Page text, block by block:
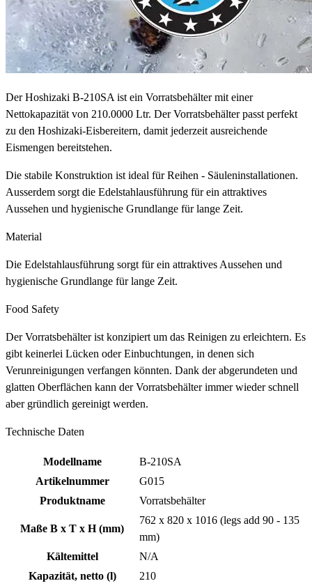
Der Hoshizaki B-210SA ist ein Vorratsbehälter mit einer
Nettokapazität von 210.0000 Ltr. Der Vorratsbehälter passt perfekt
zu den Hoshizaki-Eisbereitern, damit jederzeit ausreichende
Eismengen bereitstehen.
Die stabile Konstruktion ist ideal für Reihen - Säuleninstallationen.
Ausserdem sorgt die Edelstahlausführung für ein attraktives
Aussehen und hygienische Grundlange für lange Zeit.
Material
Die Edelstahlausführung sorgt für ein attraktives Aussehen und
hygienische Grundlange für lange Zeit.
Food Safety
Der Vorratsbehälter ist konzipiert um das Reinigen zu erleichtern. Es
gibt keinerlei Lücken oder Einbuchtungen, in denen sich
Verunreinigungen verfangen könnten. Dank der abgerundeten und
glatten Oberflächen kann der Vorratsbehälter immer wieder schnell
aber gründlich gereinigt werden.
Technische Daten
Modellname
B-210SA
Artikelnummer
G015
Produktname
Vorratsbehälter
Maße B x T x H (mm)
762 x 820 x 1016 (legs add 90 - 135
mm)
Kältemittel
N/A
Kapazität, netto (l)
210